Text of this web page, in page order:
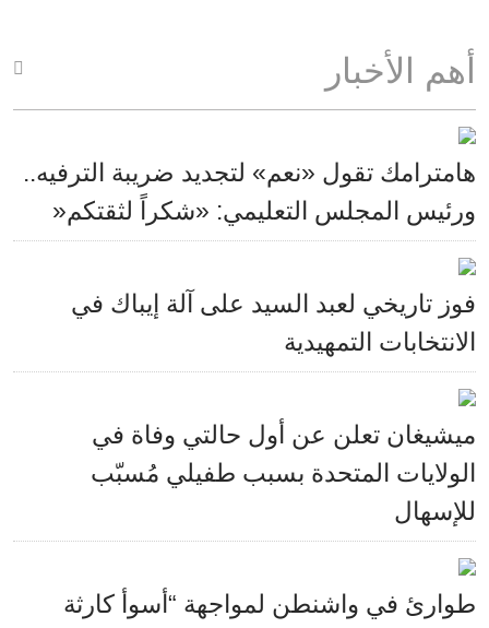
أهم الأخبار
هامترامك تقول «نعم» لتجديد ضريبة الترفيه..
ورئيس المجلس التعليمي: «شكراً لثقتكم«
فوز تاريخي لعبد السيد على آلة إيباك في
الانتخابات التمهيدية
ميشيغان تعلن عن أول حالتي وفاة في
الولايات المتحدة بسبب طفيلي مُسبّب
للإسهال
طوارئ في واشنطن لمواجهة “أسوأ كارثة